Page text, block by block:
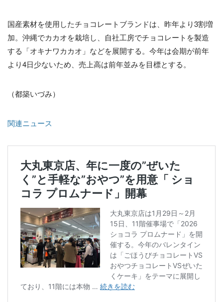
国産素材を使用したチョコレートブランドは、昨年より3割増
加。沖縄でカカオを栽培し、自社工房でチョコレートを製造
する「オキナワカカオ」などを展開する。今年は会期が前年
より4日少ないため、売上高は前年並みを目標とする。
（都築いづみ）
関連ニュース